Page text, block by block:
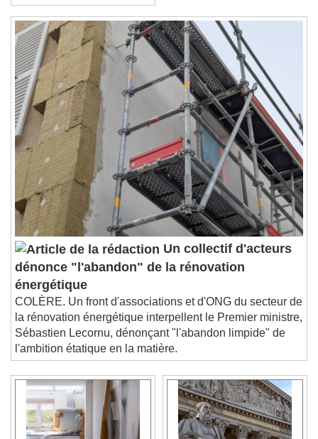
Un collectif d'acteurs
dénonce "l'abandon" de la rénovation
énergétique
COLÈRE. Un front d'associations et d'ONG du secteur de
la rénovation énergétique interpellent le Premier ministre,
Sébastien Lecornu, dénonçant "l'abandon limpide" de
l'ambition étatique en la matière.